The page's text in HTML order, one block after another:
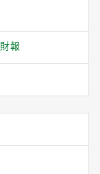
財報